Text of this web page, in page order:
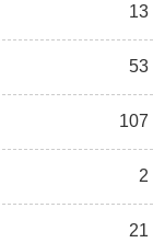
13
53
107
2
21